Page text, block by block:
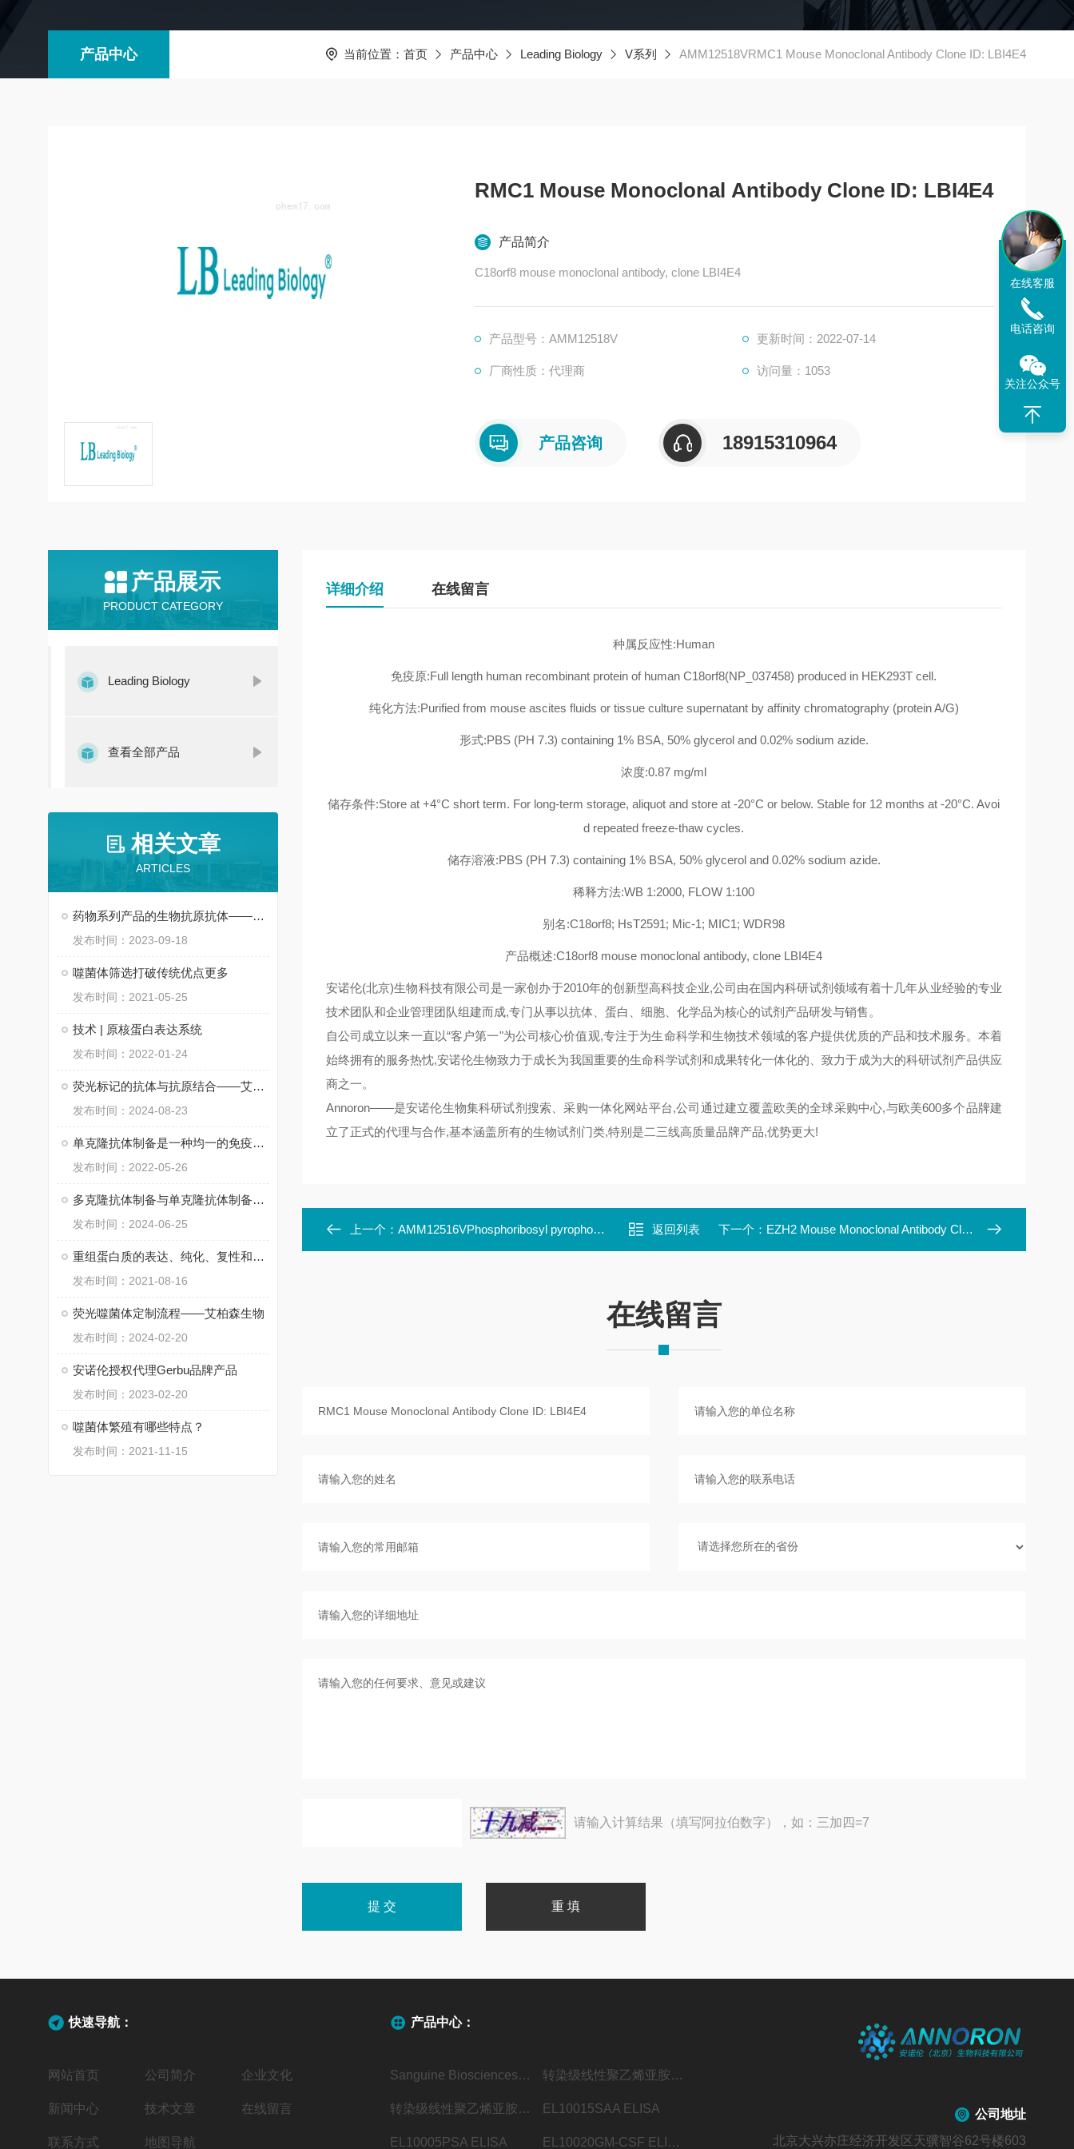
产品中心 当前位置： 首页 产品中心 Leading Biology V系列 AMM12518VRMC1 Mouse Monoclonal Antibody Clone ID: LBI4E4
RMC1 Mouse Monoclonal Antibody Clone ID: LBI4E4
产品简介
C18orf8 mouse monoclonal antibody, clone LBI4E4
产品型号：AMM12518V 更新时间：2022-07-14
厂商性质：代理商 访问量：1053
产品咨询 18915310964
产品展示
PRODUCT CATEGORY
Leading Biology
查看全部产品
相关文章
ARTICLES
药物系列产品的生物抗原抗体——博迈伦
发布时间：2023-09-18
噬菌体筛选打破传统优点更多
发布时间：2021-05-25
技术 | 原核蛋白表达系统
发布时间：2022-01-24
荧光标记的抗体与抗原结合——艾柏森
发布时间：2024-08-23
单克隆抗体制备是一种均一的免疫球蛋白分子
发布时间：2022-05-26
多克隆抗体制备与单克隆抗体制备在结构上的不同之处
发布时间：2024-06-25
重组蛋白质的表达、纯化、复性和定量
发布时间：2021-08-16
荧光噬菌体定制流程——艾柏森生物
发布时间：2024-02-20
安诺伦授权代理Gerbu品牌产品
发布时间：2023-02-20
噬菌体繁殖有哪些特点？
发布时间：2021-11-15
详细介绍 在线留言
种属反应性:Human
免疫原:Full length human recombinant protein of human C18orf8(NP_037458) produced in HEK293T cell.
纯化方法:Purified from mouse ascites fluids or tissue culture supernatant by affinity chromatography (protein A/G)
形式:PBS (PH 7.3) containing 1% BSA, 50% glycerol and 0.02% sodium azide.
浓度:0.87 mg/ml
储存条件:Store at +4°C short term. For long-term storage, aliquot and store at -20°C or below. Stable for 12 months at -20°C. Avoi
d repeated freeze-thaw cycles.
储存溶液:PBS (PH 7.3) containing 1% BSA, 50% glycerol and 0.02% sodium azide.
稀释方法:WB 1:2000, FLOW 1:100
别名:C18orf8; HsT2591; Mic-1; MIC1; WDR98
产品概述:C18orf8 mouse monoclonal antibody, clone LBI4E4
安诺伦(北京)生物科技有限公司是一家创办于2010年的创新型高科技企业,公司由在国内科研试剂领域有着十几年从业经验的专业
技术团队和企业管理团队组建而成,专门从事以抗体、蛋白、细胞、化学品为核心的试剂产品研发与销售。
自公司成立以来一直以“客户第一"为公司核心价值观,专注于为生命科学和生物技术领域的客户提供优质的产品和技术服务。本着
始终拥有的服务热忱,安诺伦生物致力于成长为我国重要的生命科学试剂和成果转化一体化的、致力于成为大的科研试剂产品供应
商之一。
Annoron——是安诺伦生物集科研试剂搜索、采购一体化网站平台,公司通过建立覆盖欧美的全球采购中心,与欧美600多个品牌建
立了正式的代理与合作,基本涵盖所有的生物试剂门类,特别是二三线高质量品牌产品,优势更大!
上一个： AMM12516VPhosphoribosyl pyrophosphate amidotransferase (PPA 返回列表 下一个： EZH2 Mouse Monoclonal Antibody Clone ID: LBI10B10
在线留言
请输入计算结果（填写阿拉伯数字），如：三加四=7
快速导航：
网站首页 公司简介 企业文化
新闻中心 技术文章 在线留言
联系方式 地图导航
产品中心：
Sanguine Biosciences代理 转染级线性聚乙烯亚胺（MW40000）
转染级线性聚乙烯亚胺（MW25000） EL10015SAA ELISA
EL10005PSA ELISA EL10020GM-CSF ELISA
公司地址
北京大兴亦庄经济开发区天骥智谷62号楼603
在线客服
电话咨询
关注公众号